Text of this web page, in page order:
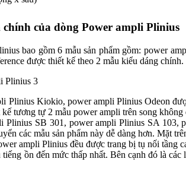
chính của dòng Power ampli Plinius
bao gồm 6 mẫu sản phẩm gồm: power
được thiết kế theo 2 mẫu kiểu dáng chính.
Plinius Kiokio, power ampli Plinius Odeon
tương tự 2 mẫu power ampli trên song
Plinius SB 301, power ampli Plinius SA 103,
các mẫu sản phẩm này dễ dàng hơn. Mặt
ampli Plinius đều được trang bị tụ nối tầng
ồn đến mức thấp nhất. Bên cạnh đó là